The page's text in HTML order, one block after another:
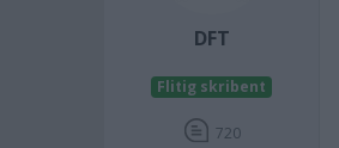
DFT
Flitig skribent
720